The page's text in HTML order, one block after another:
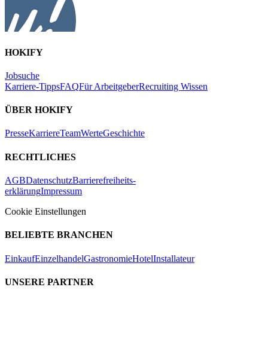
HOKIFY
Jobsuche
Karriere-TippsFAQFür ArbeitgeberRecruiting Wissen
ÜBER HOKIFY
PresseKarriereTeamWerteGeschichte
RECHTLICHES
AGBDatenschutzBarrierefreiheits-
erklärungImpressum
Cookie Einstellungen
BELIEBTE BRANCHEN
EinkaufEinzelhandelGastronomieHotelInstallateur
UNSERE PARTNER